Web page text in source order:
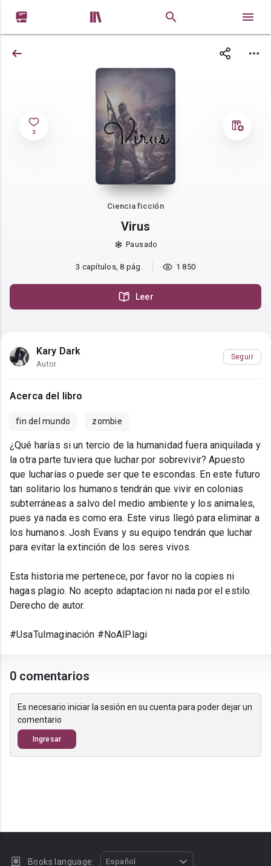
 
3
Ciencia ficción
Virus
Pausado
3 capítulos, 8 pág. 1 850
Leer
Kary Dark
Autor
Seguir
Acerca del libro
fin del mundo zombie
¿Qué harías si un tercio de la humanidad fuera aniquilada y
la otra parte tuviera que luchar por sobrevivir? Apuesto
que lucharías o puede ser que te escondas. En este futuro
tan solitario los humanos tendrán que vivir en colonias
subterráneas a salvo del medio ambiente y los animales,
pues ya nada es como era. Este virus llegó para eliminar a
los humanos. Josh Evans y su equipo tendrán que luchar
para evitar la extinción de los seres vivos.
Esta historia me pertenece, por favor no la copies ni
hagas plagio. No acepto adaptacion ni nada por el estilo.
Derecho de autor.
#UsaTuImaginación #NoAlPlagi
0 comentarios
Es necesario iniciar la sesión en su cuenta para poder dejar un
comentario
Ingresar
Books language: Español